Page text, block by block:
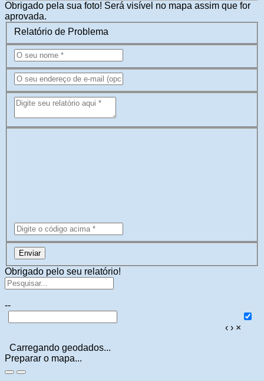
Obrigado pela sua foto! Será visível no mapa assim que for
aprovada.
Relatório de Problema
Enviar
Obrigado pelo seu relatório!
--
‹ › ×
Carregando geodados...
Preparar o mapa...